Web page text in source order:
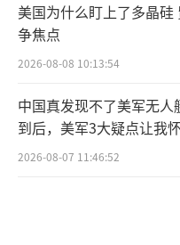
美国为什么盯上了多晶硅
争焦点
2026-08-08 10:13:54
中国真发现不了美军无人
到后，美军3大疑点让我
如此
2026-08-07 11:46:52